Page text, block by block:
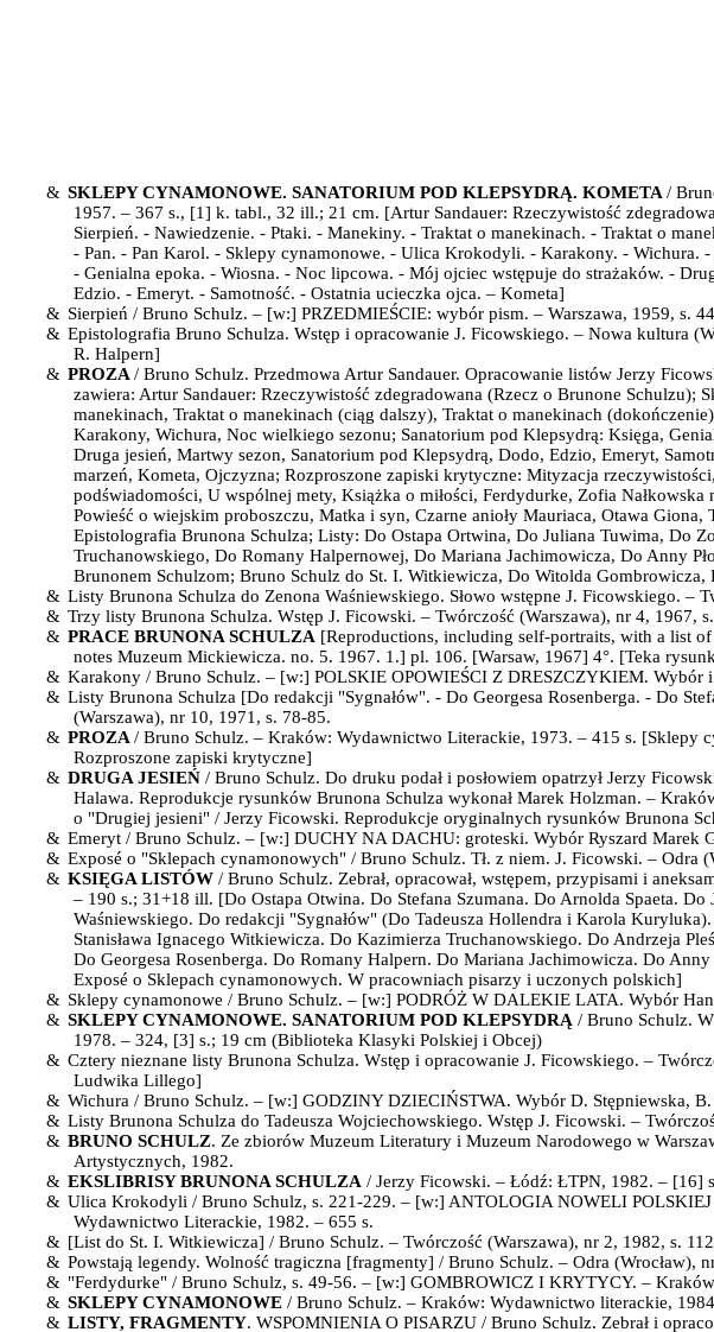
& SKLEPY CYNAMONOWE. SANATORIUM POD KLEPSYDRĄ.KOMETA /
1957. – 367 s., [1] k. tabl., 32 ill.; 21 cm. [Artur Sandauer: Rzeczywistość
Sierpień. - Nawiedzenie. - Ptaki. - Manekiny. - Traktat o manekinach. - Traktat o
- Pan. - Pan Karol. - Sklepy cynamonowe. - Ulica Krokodyli. - Karakony. -
- Genialna epoka. - Wiosna. - Noc lipcowa. - Mój ojciec wstępuje do strażaków. -
Edzio. - Emeryt. - Samotność. - Ostatnia ucieczka ojca. – Kometa]
& Sierpień / Bruno Schulz. – [w:]PRZEDMIEŚCIE: wybór pism. – Warszawa, 1959, s.
& Epistolografia Bruno Schulza.Wstęp i opracowanie J. Ficowskiego. – Nowa kultura
R. Halpern]
& PROZA / Bruno Schulz. Przedmowa Artur Sandauer. Opracowanie listów Jerzy
zawiera: Artur Sandauer: Rzeczywistość zdegradowana (Rzecz o Brunone
manekinach, Traktat o manekinach (ciąg dalszy), Traktat o manekinach
Karakony, Wichura, Noc wielkiego sezonu; Sanatorium pod Klepsydrą: Księga,
Druga jesień, Martwy sezon, Sanatorium pod Klepsydrą, Dodo, Edzio, Emeryt,
marzeń, Kometa, Ojczyzna; Rozproszone zapiski krytyczne: Mityzacja
podświadomości, U wspólnej mety, Książka o miłości, Ferdydurke, Zofia
Powieść o wiejskim proboszczu, Matka i syn, Czarne anioły Mauriaca, Otawa
Epistolografia Brunona Schulza; Listy: Do Ostapa Ortwina, Do Juliana Tuwima, Do
Truchanowskiego, Do Romany Halpernowej, Do Mariana Jachimowicza, Do Anny
Brunonem Schulzom; Bruno Schulz do St. I. Witkiewicza, Do Witolda
& Listy Brunona Schulza do Zenona Waśniewskiego. Słowo wstępne J. Ficowskiego. –
& Trzy listy Brunona Schulza. Wstęp J. Ficowski. – Twórczość (Warszawa), nr 4, 1967,
& PRACE BRUNONA SCHULZA [Reproductions, including self-portraits, with a list
notes Muzeum Mickiewicza. no. 5. 1967. 1.] pl. 106. [Warsaw, 1967] 4°. [Teka
& Karakony / Bruno Schulz. – [w:]POLSKIE OPOWIEŚCI Z DRESZCZYKIEM. Wybór
& Listy Brunona Schulza [Do redakcji "Sygnałów". - Do Georgesa Rosenberga. - Do
(Warszawa), nr 10, 1971, s. 78-85.
& PROZA / Bruno Schulz. –Kraków: Wydawnictwo Literackie, 1973. – 415 s. [Sklepy
Rozproszone zapiski krytyczne]
& DRUGA JESIEŃ / Bruno Schulz. Do druku podał i posłowiem opatrzył Jerzy
Halawa. Reprodukcje rysunków Brunona Schulza wykonał Marek Holzman. –
o "Drugiej jesieni" / Jerzy Ficowski. Reprodukcje oryginalnych rysunków Brunona
& Emeryt / Bruno Schulz. – [w:]DUCHY NA DACHU: groteski. Wybór Ryszard Marek
& Exposé o "Sklepach cynamonowych" / Bruno Schulz. Tł. z niem. J. Ficowski. – Odra
& KSIĘGA LISTÓW / Bruno Schulz. Zebrał, opracował, wstępem, przypisami i
– 190 s.; 31+18 ill. [Do Ostapa Otwina. Do Stefana Szumana. Do Arnolda Spaeta.
Waśniewskiego. Do redakcji "Sygnałów" (Do Tadeusza Hollendra i Karola
Stanisława Ignacego Witkiewicza. Do Kazimierza Truchanowskiego. Do Andrzeja
Do Georgesa Rosenberga. Do Romany Halpern. Do Mariana Jachimowicza. Do Anny
Exposé o Sklepach cynamonowych. W pracowniach pisarzy i uczonych polskich]
& Sklepy cynamonowe / Bruno Schulz. – [w:]PODRÓŻ W DALEKIE LATA. Wybór
& SKLEPY CYNAMONOWE. SANATORIUM POD KLEPSYDRĄ / Bruno Schulz.
1978. – 324, [3] s.; 19 cm (Biblioteka Klasyki Polskiej i Obcej)
& Cztery nieznane listy Brunona Schulza. Wstęp i opracowanie J. Ficowskiego. –
Ludwika Lillego]
& Wichura / Bruno Schulz. – [w:]GODZINY DZIECIŃSTWA. Wybór D. Stępniewska,
& Listy Brunona Schulza do Tadeusza Wojciechowskiego. Wstęp J. Ficowski. –
& BRUNO SCHULZ. Ze zbiorów Muzeum Literatury i Muzeum Narodowego w
Artystycznych, 1982.
& EKSLIBRISY BRUNONA SCHULZA / Jerzy Ficowski. – Łódź: ŁTPN, 1982. – [16]
& Ulica Krokodyli / Bruno Schulz, s. 221-229. – [w:] ANTOLOGIA NOWELI POLSKIEJ
Wydawnictwo Literackie, 1982. – 655 s.
& [List do St. I. Witkiewicza] / Bruno Schulz. – Twórczość (Warszawa), nr 2, 1982, s.
& Powstają legendy. Wolność tragiczna [fragmenty] / Bruno Schulz. – Odra (Wrocław),
& "Ferdydurke" / Bruno Schulz, s. 49-56. – [w:]GOMBROWICZ I KRYTYCY. –
& SKLEPY CYNAMONOWE / Bruno Schulz. – Kraków: Wydawnictwo literackie,
& LISTY, FRAGMENTY. WSPOMNIENIA O PISARZU/ Bruno Schulz. Zebrał i